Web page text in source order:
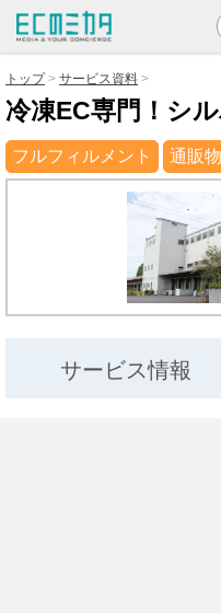
トップ サービス資料
冷凍EC専門！シ
フルフィルメント 通販
サービス情報